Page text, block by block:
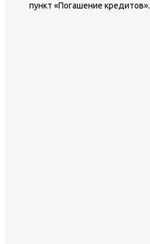
пункт «Погашение кредитов».